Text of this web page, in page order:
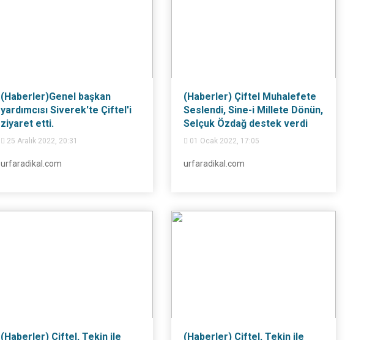
(Haberler)Genel başkan
yardımcısı Siverek'te Çiftel'i
ziyaret etti.
25 Aralık 2022, 20:31
urfaradikal.com
(Haberler) Çiftel Muhalefete
Seslendi, Sine-i Millete Dönün,
Selçuk Özdağ destek verdi
01 Ocak 2022, 17:05
urfaradikal.com
(Haberler) Çiftel, Tekin ile
(Haberler) Çiftel, Tekin ile